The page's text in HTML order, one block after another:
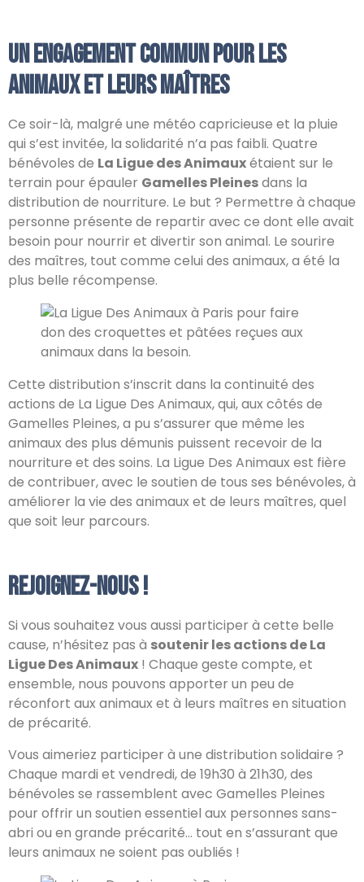
Un engagement commun pour les
animaux et leurs maîtres
Ce soir-là, malgré une météo capricieuse et la pluie
qui s’est invitée, la solidarité n’a pas faibli. Quatre
bénévoles de La Ligue des Animauxétaient sur le
terrain pour épauler Gamelles Pleinesdans la
distribution de nourriture. Le but ? Permettre à chaque
personne présente de repartir avec ce dont elle avait
besoin pour nourrir et divertir son animal. Le sourire
des maîtres, tout comme celui des animaux, a été la
plus belle récompense.
Cette distribution s’inscrit dans la continuité des
actions de La Ligue Des Animaux, qui, aux côtés de
Gamelles Pleines, a pu s’assurer que même les
animaux des plus démunis puissent recevoir de la
nourriture et des soins. La Ligue Des Animaux est fière
de contribuer, avec le soutien de tous ses bénévoles, à
améliorer la vie des animaux et de leurs maîtres, quel
que soit leur parcours.
Rejoignez-nous !
Si vous souhaitez vous aussi participer à cette belle
cause, n’hésitez pas à soutenir les actions de La
Ligue Des Animaux ! Chaque geste compte, et
ensemble, nous pouvons apporter un peu de
réconfort aux animaux et à leurs maîtres en situation
de précarité.
Vous aimeriez participer à une distribution solidaire ?
Chaque mardi et vendredi, de 19h30 à 21h30, des
bénévoles se rassemblent avec Gamelles Pleines
pour offrir un soutien essentiel aux personnes sans-
abri ou en grande précarité… tout en s’assurant que
leurs animaux ne soient pas oubliés !